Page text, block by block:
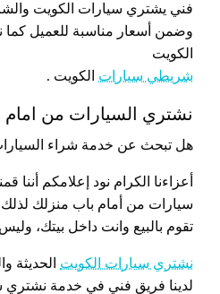
فني يشتري سيارات الكويت
وضمن أسعار مناسبة للعميل
الكويت
شريطي سيارات الكويت .
نشتري السيارات من امام
هل تبحث عن خدمة شراء
أعزاءنا الكرام نود إعلامكم أننا
سيارات من أمام باب منزلك لذلك
تقوم بالبيع وانت داخل بيتك،
نشتري سيارات الكويت الحديثة
لدينا فريق فني في خدمة نشتري